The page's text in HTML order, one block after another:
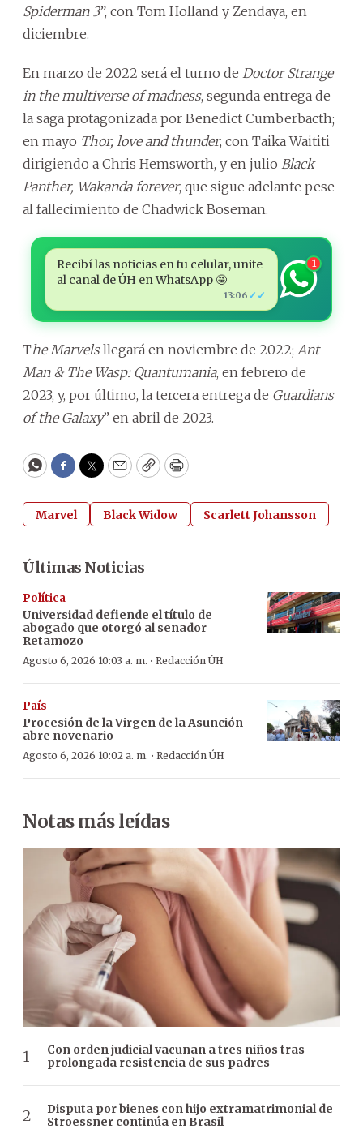
Spiderman 3”, con Tom Holland y Zendaya, en
diciembre.
En marzo de 2022 será el turno de Doctor Strange
in the multiverse of madness, segunda entrega de
la saga protagonizada por Benedict Cumberbacth;
en mayo Thor, love and thunder, con Taika Waititi
dirigiendo a Chris Hemsworth, y en julio Black
Panther, Wakanda forever, que sigue adelante pese
al fallecimiento de Chadwick Boseman.
Recibí las noticias en tu celular, unite
al canal de ÚH en WhatsApp 🤩
13:06 ✓✓
1
The Marvelsllegará en noviembre de 2022; Ant
Man & The Wasp: Quantumania, en febrero de
2023, y, por último, la tercera entrega de Guardians
of the Galaxy” en abril de 2023.
WhatsApp
Facebook
Twitter
EmailCopyPrint
Marvel Black Widow Scarlett Johansson
Últimas Noticias
Política
Universidad defiende el título de
abogado que otorgó al senador
Retamozo
Agosto 6, 2026 10:03 a. m. · Redacción ÚH
País
Procesión de la Virgen de la Asunción
abre novenario
Agosto 6, 2026 10:02 a. m. · Redacción ÚH
Notas más leídas
Con orden judicial vacunan a tres niños tras
prolongada resistencia de sus padres
Disputa por bienes con hijo extramatrimonial de
Stroessner continúa en Brasil